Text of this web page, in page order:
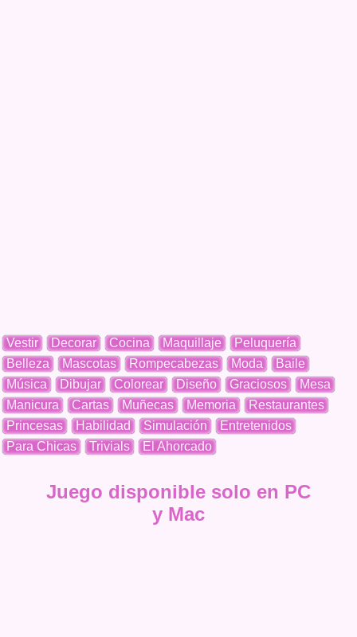
Vestir Decorar Cocina Maquillaje
Peluquería
Belleza
Mascotas Rompecabezas Moda
Baile
Música
Dibujar Colorear Diseño Graciosos
Mesa
Manicura
Cartas Muñecas Memoria
Restaurantes
Princesas
Habilidad Simulación
Entretenidos
Para Chicas
Trivials El Ahorcado
Juego disponible solo en PC
y Mac